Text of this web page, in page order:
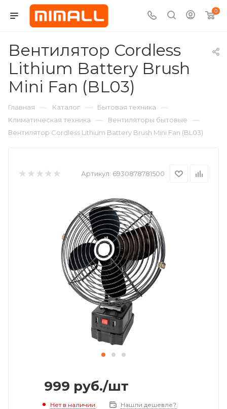
0
Вентилятор Cordless
Lithium Battery Brush
Mini Fan (BL03)
Главная — Каталог — Бытовая техника —
Климатическая техника — Вентиляторы бытовые —
Вентилятор Cordless Lithium Battery Brush Mini Fan (BL03)
Артикул: 6930878781500
999 руб./шт
Нет в наличии Нашли дешевле?